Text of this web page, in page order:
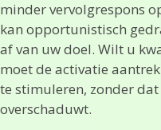
minder vervolgrespons
kan opportunistisch
af van uw doel. Wilt u
moet de activatie
te stimuleren, zonder
overschaduwt.